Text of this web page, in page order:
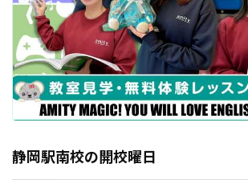
静岡駅南校の開校曜日